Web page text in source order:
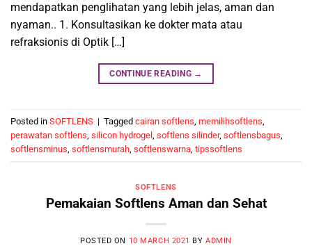
mendapatkan penglihatan yang lebih jelas, aman dan
nyaman.. 1. Konsultasikan ke dokter mata atau
refraksionis di Optik […]
CONTINUE READING →
Posted in SOFTLENS | Tagged cairan softlens memilihsoftlens
perawatan softlens silicon hydrogel softlens silinder, softlensbagus
softlensminus softlensmurah softlenswarna tipssoftlens
SOFTLENS
Pemakaian Softlens Aman dan Sehat
POSTED ON 10 MARCH 2021 BYADMIN